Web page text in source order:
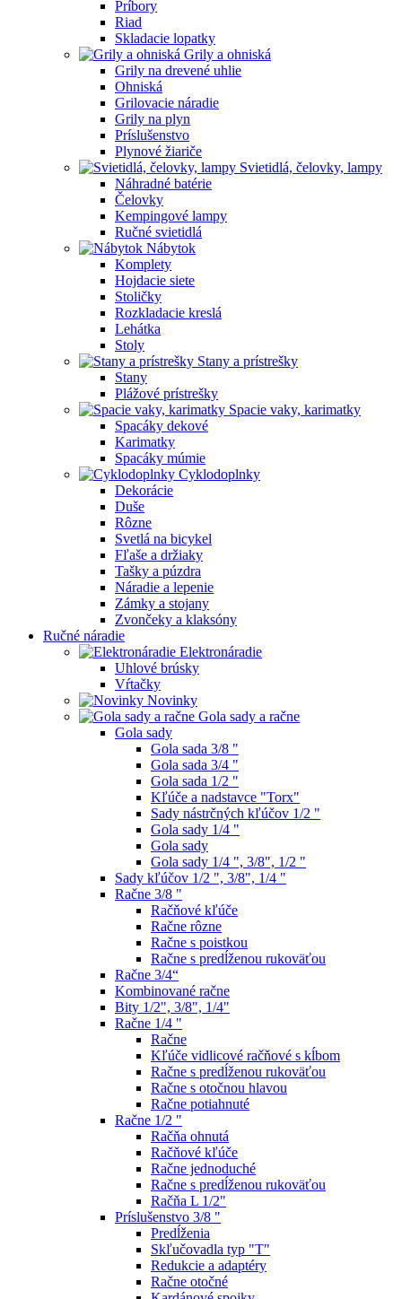
Príbory
Riad
Skladacie lopatky
Grily a ohniská
Grily na drevené uhlie
Ohniská
Grilovacie náradie
Grily na plyn
Príslušenstvo
Plynové žiariče
Svietidlá, čelovky, lampy
Náhradné batérie
Čelovky
Kempingové lampy
Ručné svietidlá
Nábytok
Komplety
Hojdacie siete
Stoličky
Rozkladacie kreslá
Lehátka
Stoly
Stany a prístrešky
Stany
Plážové prístrešky
Spacie vaky, karimatky
Spacáky dekové
Karimatky
Spacáky múmie
Cyklodoplnky
Dekorácie
Duše
Rôzne
Svetlá na bicykel
Fľaše a držiaky
Tašky a púzdra
Náradie a lepenie
Zámky a stojany
Zvončeky a klaksóny
Ručné náradie
Elektronáradie
Uhlové brúsky
Vŕtačky
Novinky
Gola sady a račne
Gola sady
Gola sada 3/8 "
Gola sada 3/4 "
Gola sada 1/2 "
Kľúče a nadstavce "Torx"
Sady nástrčných kľúčov 1/2 "
Gola sady 1/4 "
Gola sady
Gola sady 1/4 ", 3/8", 1/2 "
Sady kľúčov 1/2 ", 3/8", 1/4 "
Račne 3/8 "
Račňové kľúče
Račne rôzne
Račne s poistkou
Račne s predĺženou rukoväťou
Račne 3/4“
Kombinované račne
Bity 1/2", 3/8", 1/4"
Račne 1/4 "
Račne
Kľúče vidlicové račňové s kĺbom
Račne s predĺženou rukoväťou
Račne s otočnou hlavou
Račne potiahnuté
Račne 1/2 "
Račňa ohnutá
Račňové kľúče
Račne jednoduché
Račne s predĺženou rukoväťou
Račňa L 1/2"
Príslušenstvo 3/8 "
Predĺženia
Skľučovadla typ "T"
Redukcie a adaptéry
Račne otočné